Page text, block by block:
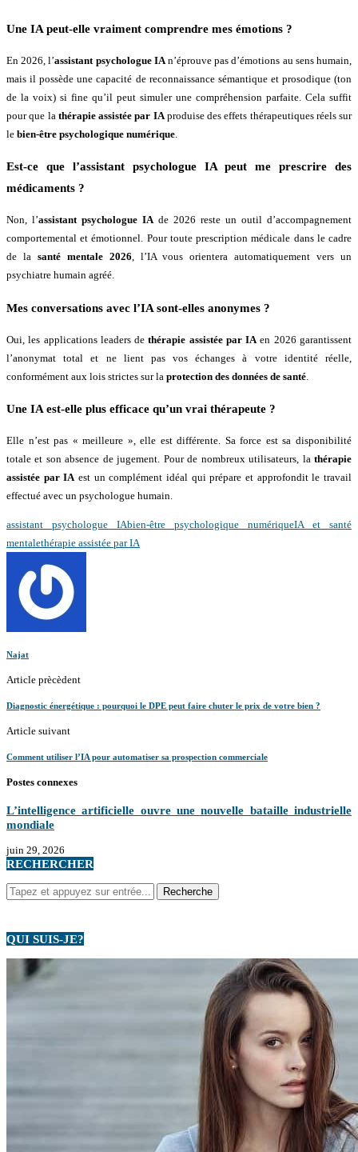
Une IA peut-elle vraiment comprendre mes émotions ?
En 2026, l’assistant psychologue IAn’éprouve pas d’émotions au sens humain,
mais il possède une capacité de reconnaissance sémantique et prosodique (ton
de la voix) si fine qu’il peut simuler une compréhension parfaite. Cela suffit
pour que la thérapie assistée par IAproduise des effets thérapeutiques réels sur
le bien-être psychologique numérique.
Est-ce que l’assistant psychologue IA peut me prescrire des
médicaments ?
Non, l’assistant psychologue IAde 2026 reste un outil d’accompagnement
comportemental et émotionnel. Pour toute prescription médicale dans le cadre
de la santé mentale 2026, l’IA vous orientera automatiquement vers un
psychiatre humain agréé.
Mes conversations avec l’IA sont-elles anonymes ?
Oui, les applications leaders dethérapie assistée par IA en 2026 garantissent
l’anonymat total et ne lient pas vos échanges à votre identité réelle,
conformément aux lois strictes sur la protection des données de santé
Une IA est-elle plus efficace qu’un vrai thérapeute ?
Elle n’est pas « meilleure », elle est différente. Sa force est sa disponibilité
totale et son absence de jugement. Pour de nombreux utilisateurs, la thérapie
assistée par IAest un complément idéal qui prépare et approfondit le travail
effectué avec un psychologue humain.
assistant psychologue IAbien-être psychologique numériqueIA et santé
mentalethérapie assistée par IA
Najat
Article prècèdent
Diagnostic énergétique : pourquoi le DPE peut faire chuter le prix de votre bien ?
Article suivant
Comment utiliser l’IA pour automatiser sa prospection commerciale
Postes connexes
L’intelligence artificielle ouvre une nouvelle bataille industrielle
mondiale
juin 29, 2026
RECHERCHER
QUI SUIS-JE?